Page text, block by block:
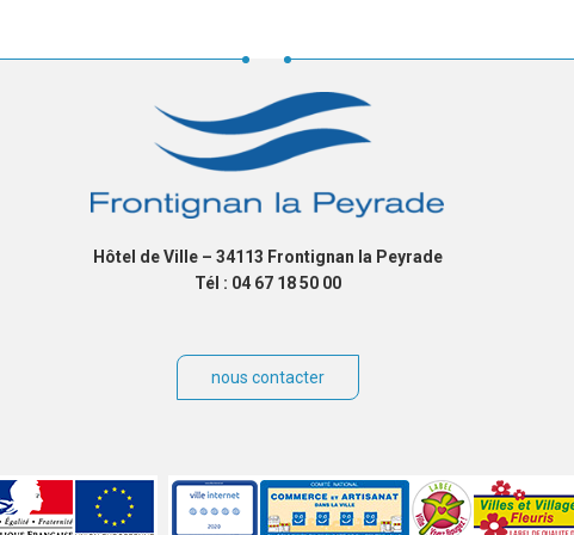
Hôtel de Ville – 34113 Frontignan la Peyrade
Tél : 04 67 18 50 00
nous contacter